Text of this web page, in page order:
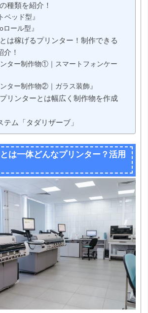
種類を紹介！
ベッド型』
ロール型』
は稼げるプリンター！制作できる
介！
ンター制作物①｜スマートフォンケー
ンター制作物②｜ガラス装飾』
リンターとは幅広く制作物を作成
ム「タダリザーブ」
は一体どんなプリンター？活用